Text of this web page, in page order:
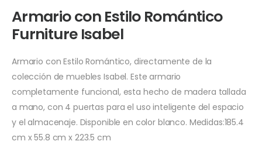
Armario con Estilo Romántico
Furniture Isabel
Armario con Estilo Romántico, directamente de la
colección de muebles Isabel. Este armario
completamente funcional, esta hecho de madera tallada
a mano, con 4 puertas para el uso inteligente del espacio
y el almacenaje. Disponible en color blanco. Medidas:185.4
cm x 55.8 cm x 223.5 cm